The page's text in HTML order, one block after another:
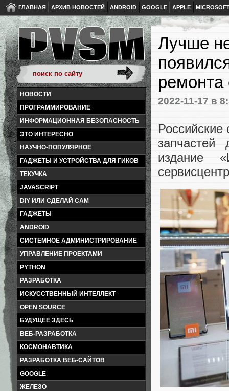
ГЛАВНАЯ АРХИВ НОВОСТЕЙ ANDROID GOOGLE APPLE
НОВОСТИ
ПРОГРАММИРОВАНИЕ
ИНФОРМАЦИОННАЯ БЕЗОПАСНОСТЬ
ЭТО ИНТЕРЕСНО
НАУЧНО-ПОПУЛЯРНОЕ
ГАДЖЕТЫ И УСТРОЙСТВА ДЛЯ ГИКОВ
ТЕКУЧКА
JAVASCRIPT
DIY ИЛИ СДЕЛАЙ САМ
ГАДЖЕТЫ
ANDROID
СИСТЕМНОЕ АДМИНИСТРИРОВАНИЕ
УПРАВЛЕНИЕ ПРОЕКТАМИ
PYTHON
РАЗРАБОТКА
ИСКУССТВЕННЫЙ ИНТЕЛЛЕКТ
OPEN SOURCE
БУДУЩЕЕ ЗДЕСЬ
ВЕБ-РАЗРАБОТКА
КОСМОНАВТИКА
РАЗРАБОТКА ВЕБ-САЙТОВ
GOOGLE
ЖЕЛЕЗО
Лучше
2022-11-17 в
Российские
издание